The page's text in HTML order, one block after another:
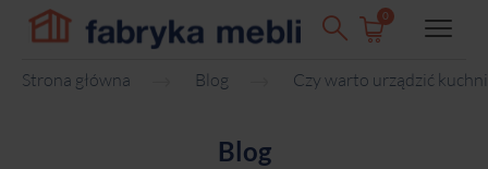
0
Strona główna Blog Czy warto urządzić
Blog